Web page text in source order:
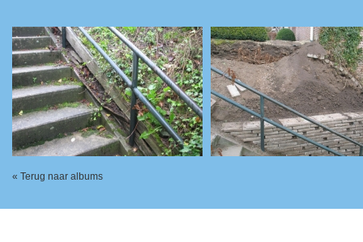
« Terug naar albums